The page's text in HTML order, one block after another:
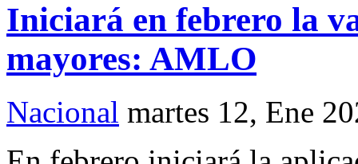
Iniciará en febrero la
mayores: AMLO
Nacional martes 12, Ene